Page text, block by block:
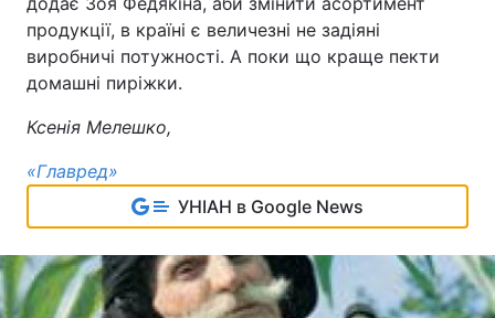
продукції, в країні є величезні не задіяні
виробничі потужності. А поки що краще пекти
домашні пиріжки.
Ксенія Мелешко,
«Главред»
УНІАН в Google News